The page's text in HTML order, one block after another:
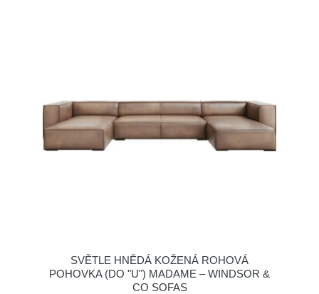
SVĚTLE HNĚDÁ KOŽENÁ ROHOVÁ
POHOVKA (DO "U") MADAME – WINDSOR &
CO SOFAS